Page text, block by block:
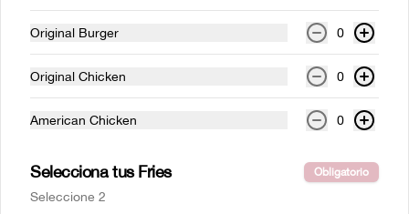
Conócenos
Original Burger 0
Original Chicken 0
American Chicken 0
Selecciona tus Fries Obligatorio
Seleccione 2